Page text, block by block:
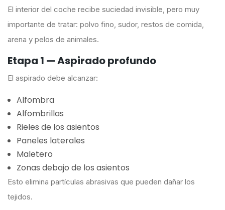
El interior del coche recibe suciedad invisible, pero muy
importante de tratar: polvo fino, sudor, restos de comida,
arena y pelos de animales.
Etapa 1 — Aspirado profundo
El aspirado debe alcanzar:
Alfombra
Alfombrillas
Rieles de los asientos
Paneles laterales
Maletero
Zonas debajo de los asientos
Esto elimina partículas abrasivas que pueden dañar los
tejidos.